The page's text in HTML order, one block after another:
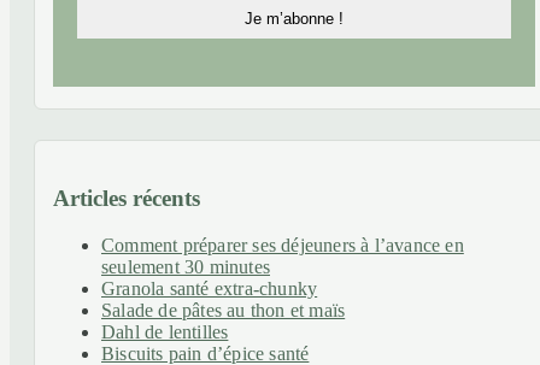
Articles récents
Comment préparer ses déjeuners à l’avance en
seulement 30 minutes
Granola santé extra-chunky
Salade de pâtes au thon et maïs
Dahl de lentilles
Biscuits pain d’épice santé